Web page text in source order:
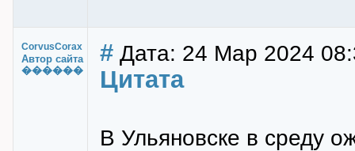
CorvusCorax
Автор сайта
������
# Дата: 24 Мар 2024
Цитата
В Ульяновске в среду